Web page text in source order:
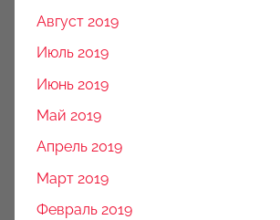
Август 2019
Июль 2019
Июнь 2019
Май 2019
Апрель 2019
Март 2019
Февраль 2019